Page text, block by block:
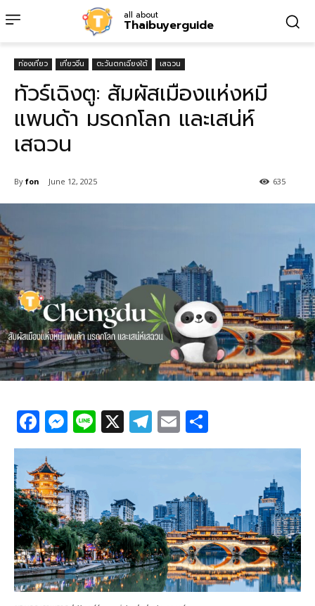
all about
Thaibuyerguide
ท่องเที่ยว เที่ยวจีน ตะวันตกเฉียงใต้ เสฉวน
ทัวร์เฉิงตู: สัมผัสเมืองแห่งหมี
แพนด้า มรดกโลก และเสน่ห์
เสฉวน
By fon June 12, 2025 635
F
a
c
e
b
o
o
k
M
e
e
n
g
er
Li
n
X T
el
ra
m
E
m h